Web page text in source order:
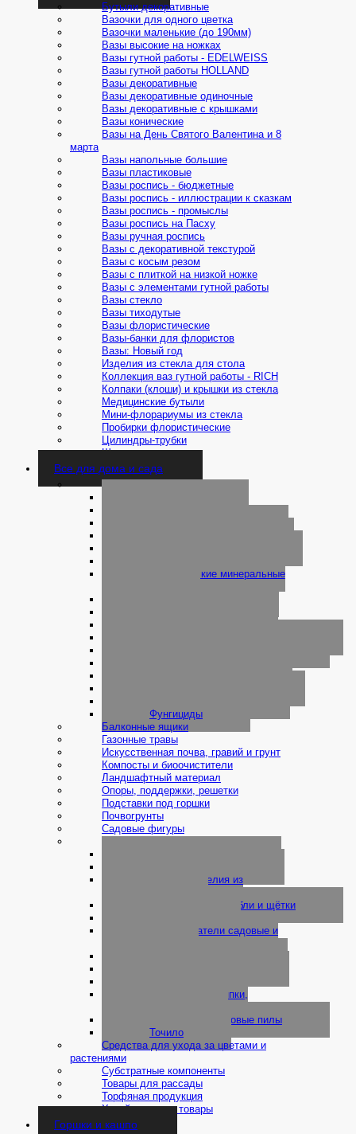
Бутыли декоративные
Вазочки для одного цветка
Вазочки маленькие (до 190мм)
Вазы высокие на ножках
Вазы гутной работы - EDELWEISS
Вазы гутной работы HOLLAND
Вазы декоративные
Вазы декоративные одиночные
Вазы декоративные с крышками
Вазы конические
Вазы на День Святого Валентина и 8
марта
Вазы напольные большие
Вазы пластиковые
Вазы роспись - бюджетные
Вазы роспись - иллюстрации к сказкам
Вазы роспись - промыслы
Вазы роспись на Пасху
Вазы ручная роспись
Вазы с декоративной текстурой
Вазы с косым резом
Вазы с плиткой на низкой ножке
Вазы с элементами гутной работы
Вазы стекло
Вазы тиходутые
Вазы флористические
Вазы-банки для флористов
Вазы: Новый год
Изделия из стекла для стола
Коллекция ваз гутной работы - RICH
Колпаки (клоши) и крышки из стекла
Медицинские бутыли
Мини-флорариумы из стекла
Пробирки флористические
Цилиндры-трубки
Шаровые вазы
Все для дома и сада
Классические минеральные
Фунгициды
Балконные ящики
Газонные травы
Искусственная почва, гравий и грунт
Компосты и биоочистители
Ландшафтный материал
Опоры, поддержки, решетки
Подставки под горшки
Почвогрунты
Садовые фигуры
Лейки и изделия из
Лопаты, вилы, грабли и щётки
Опрыскиватели садовые и
Совки, вилки, тяпки,
Сучкорезы и садовые пилы
Точило
Средства для ухода за цветами и
растениями
Субстратные компоненты
Товары для рассады
Торфяная продукция
Хозяйственные товары
Горшки и кашпо